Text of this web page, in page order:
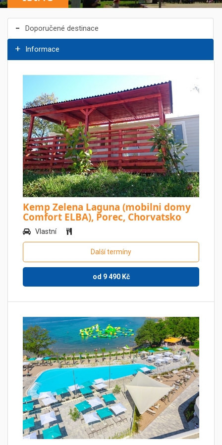
Doporučené destinace
Informace
Kemp Zelena Laguna (mobilni domy
Comfort ELBA), Porec, Chorvatsko
Vlastní
Další termíny
od 9 490Kč